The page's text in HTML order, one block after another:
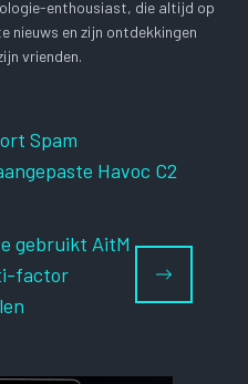
enthousiast, die altijd op
nieuws en zijn ontdekkingen
vrienden.
Spam
Havoc C2
gebruikt AitM
factor